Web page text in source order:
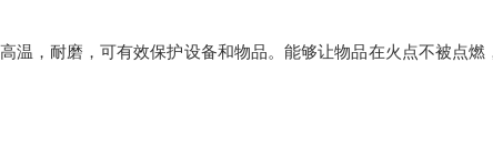
，耐磨，可有效保护设备和物品。能够让物品在火点不被点燃